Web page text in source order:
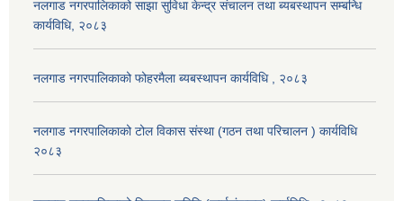
नलगाड नगरपालिकाको साझा सुविधा केन्द्र संचालन तथा ब्यबस्थापन सम्बन्धि
कार्यविधि, २०८३
नलगाड नगरपालिकाको फोहरमैला ब्यबस्थापन कार्यविधि , २०८३
नलगाड नगरपालिकाको टोल विकास संस्था (गठन तथा परिचालन ) कार्यविधि
२०८३